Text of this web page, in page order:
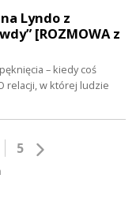
Lyndo z
[ROZMOWA z
– kiedy coś
relacji, w której ludzie
5